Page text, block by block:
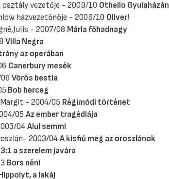
osztály vezetője - 2009/10 Othello Gyulaházán
házvezetőnője - 2009/10 Oliver!
- 2007/08 Mária főhadnagy
Villa Negra
az operában
Canerbury mesék
Vörös bestia
Bob herceg
- 2004/05 Régimódi történet
05 Az ember tragédiája
04 Alul semmi
2003/04A kisfiú meg az oroszlánok
3:1 a szerelem javára
Bors néni
a lakáj